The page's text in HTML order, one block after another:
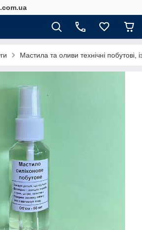
Мастила та оливи технічні побутові,